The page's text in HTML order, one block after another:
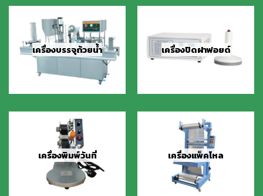
เครื่องบรรจุถ้วยน้ำ เครื่องปิดฝาฟอยด์
เครื่องพิมพ์วันที่ เครื่องแพ็คโหล